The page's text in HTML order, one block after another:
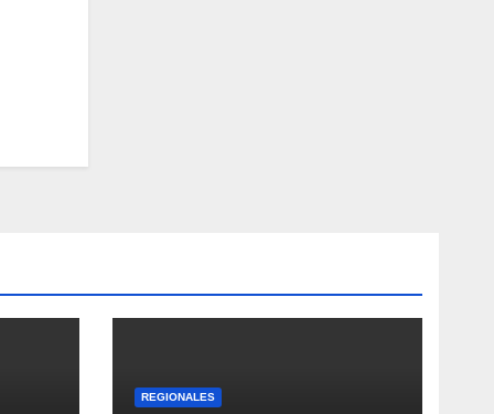
REGIONALES